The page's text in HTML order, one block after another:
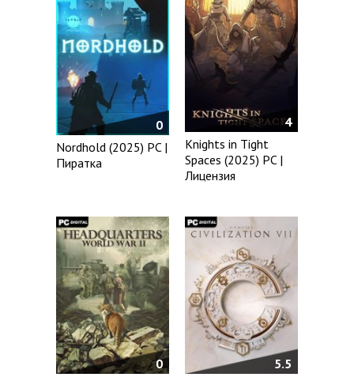
0
Nordhold (2025) PC |
Пиратка
4
Knights in Tight
Spaces (2025) PC |
Лицензия
0
5.5